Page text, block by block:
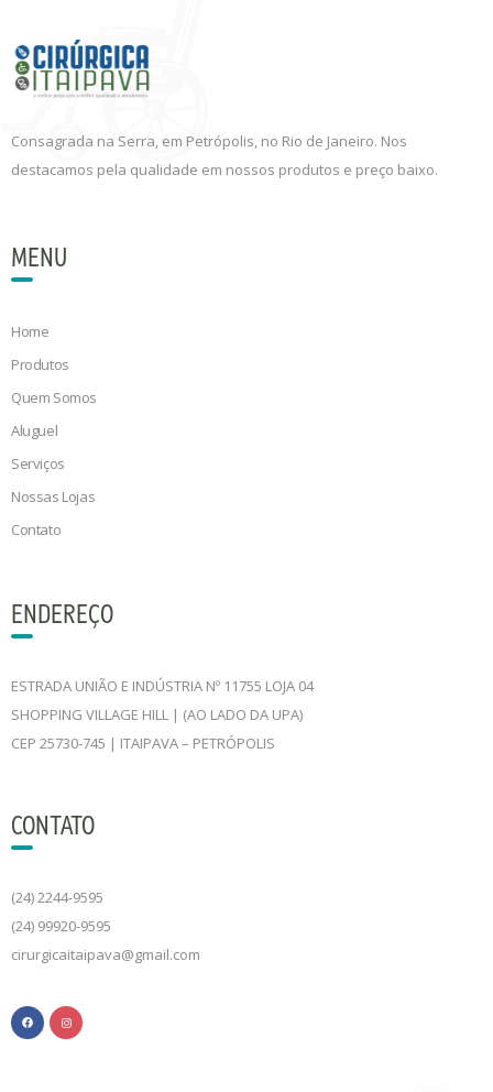
Consagrada na Serra, em Petrópolis, no Rio de Janeiro. Nos
destacamos pela qualidade em nossos produtos e preço baixo.
MENU
Home
Produtos
Quem Somos
Aluguel
Serviços
Nossas Lojas
Contato
ENDEREÇO
ESTRADA UNIÃO E INDÚSTRIA Nº 11755 LOJA 04
SHOPPING VILLAGE HILL | (AO LADO DA UPA)
CEP 25730-745 | ITAIPAVA – PETRÓPOLIS
CONTATO
(24) 2244-9595
(24) 99920-9595
cirurgicaitaipava@gmail.com